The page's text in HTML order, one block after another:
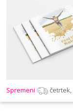
Spremeni četrtek,